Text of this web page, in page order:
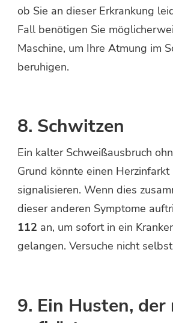
ob Sie an dieser Erkrankung
Fall benötigen Sie
Maschine, um Ihre Atmung im
beruhigen.
8. Schwitzen
Ein kalter Schweißausbruch
Grund könnte einen Herzinfarkt
signalisieren. Wenn dies
dieser anderen Symptome
112 an, um sofort in ein
gelangen. Versuche nicht
9. Ein Husten,